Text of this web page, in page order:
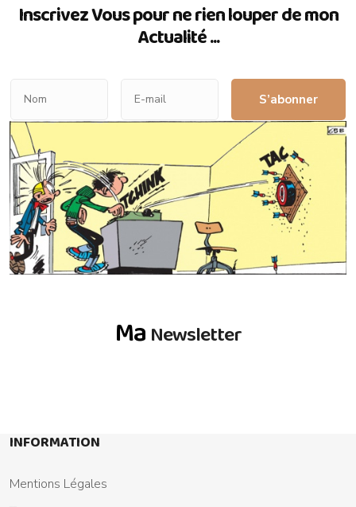
Inscrivez Vous pour ne rien louper de mon
Actualité ...
S’abonner
Ma Newsletter
INFORMATION
Mentions Légales